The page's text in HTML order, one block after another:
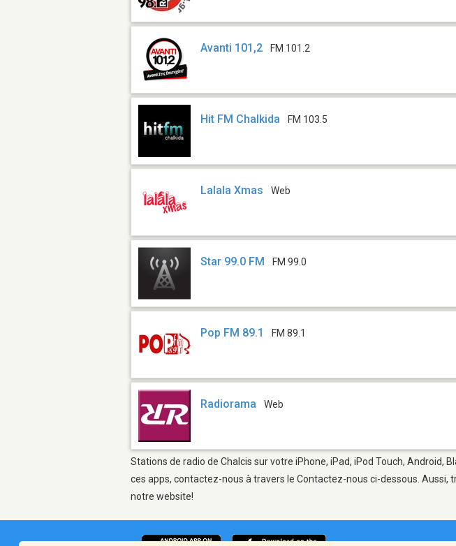
Avanti 101,2 FM 101.2
Hit FM Chalkida FM 103.5
Lalala Xmas Web
Star 99.0 FM FM 99.0
Pop FM 89.1 FM 89.1
Radiorama Web
Stations de radio de Chalcis sur votre iPhone, iPad, iPod Touch,
ces apps, contactez-nous à travers le Contactez-nous ci-dessous.
notre website!